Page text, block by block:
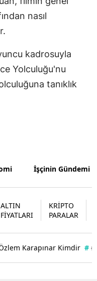
Sakarya
Samsun
Tunceli
nasıl
kadrosuyla
Yolculuğu'nu
tanıklık
İşçinin Gündemi
ALTIN
FİYATLARI
KRİPTO
PARALAR
Karapınar Kimdir #